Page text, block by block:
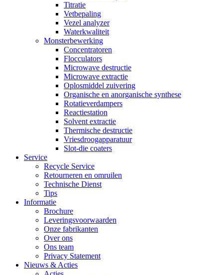
Titratie
Vetbepaling
Vezel analyzer
Waterkwaliteit
Monsterbewerking
Concentratoren
Flocculators
Microwave destructie
Microwave extractie
Oplosmiddel zuivering
Organische en anorganische synthese
Rotatieverdampers
Reactiestation
Solvent extractie
Thermische destructie
Vriesdroogapparatuur
Slot-die coaters
Service
Recycle Service
Retourneren en omruilen
Technische Dienst
Tips
Informatie
Brochure
Leveringsvoorwaarden
Onze fabrikanten
Over ons
Ons team
Privacy Statement
Nieuws & Acties